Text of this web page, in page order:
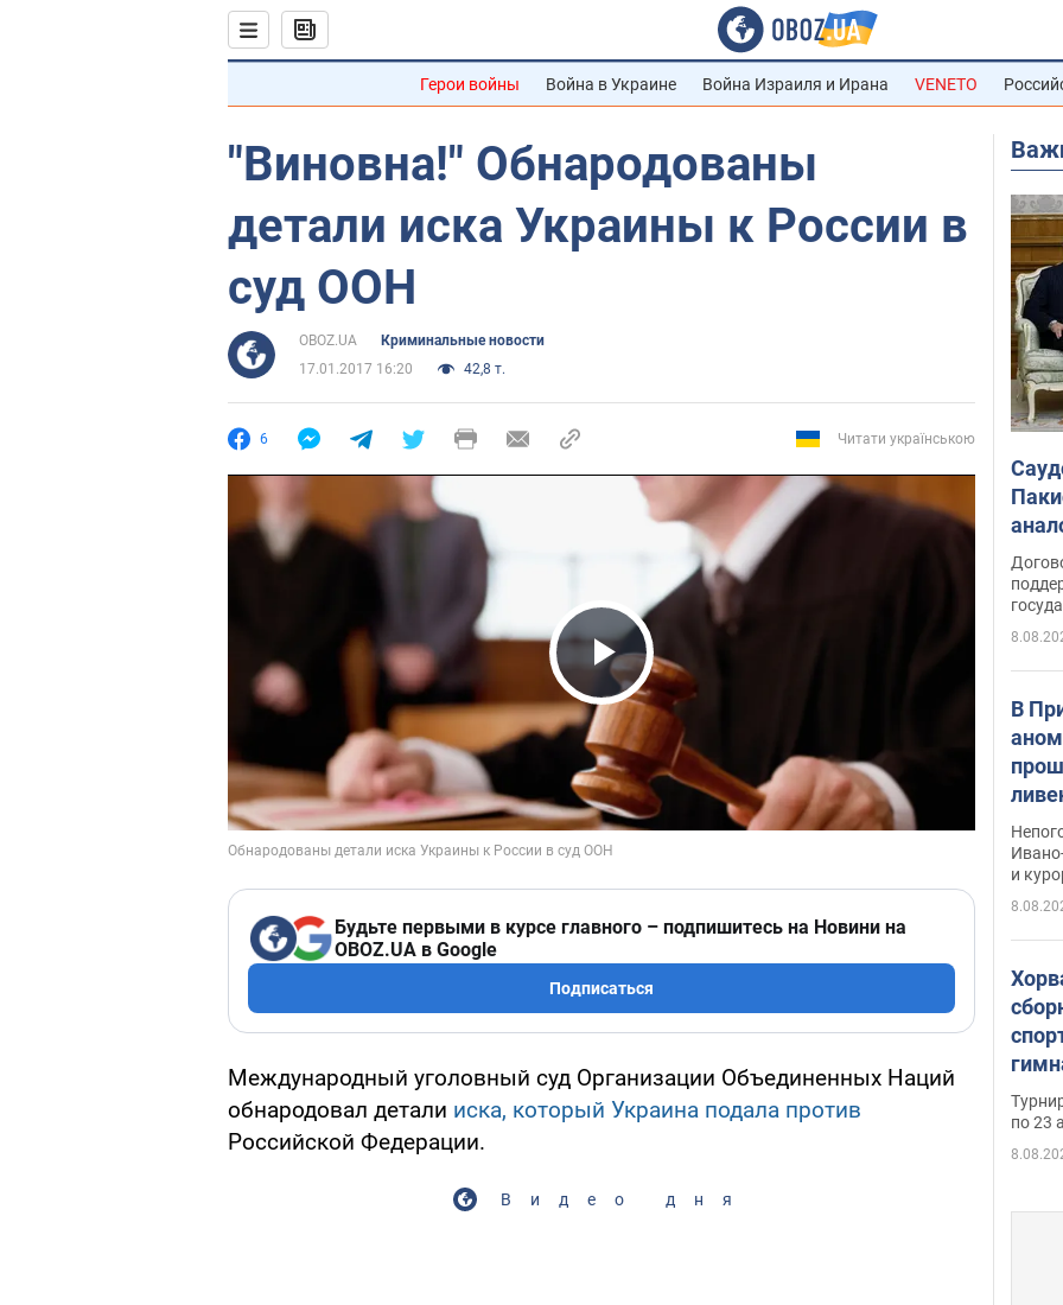
Герои войны Война в Украине Война Израиля и Ирана VENETO
"Виновна!" Обнародованы
детали иска Украины к России в
суд ООН
OBOZ.UA
Криминальные новости
17.01.2017 16:20
42,8 т.
6 Читати українською
Play Video
Будьте первыми в курсе главного – подпишитесь на Новини на
OBOZ.UA в Google
Подписаться
Международный уголовный суд Организации Объединенных Наций
обнародовал детали иска, который Украина подала против
Российской Федерации.
Видео дня
В
и
на
по 23